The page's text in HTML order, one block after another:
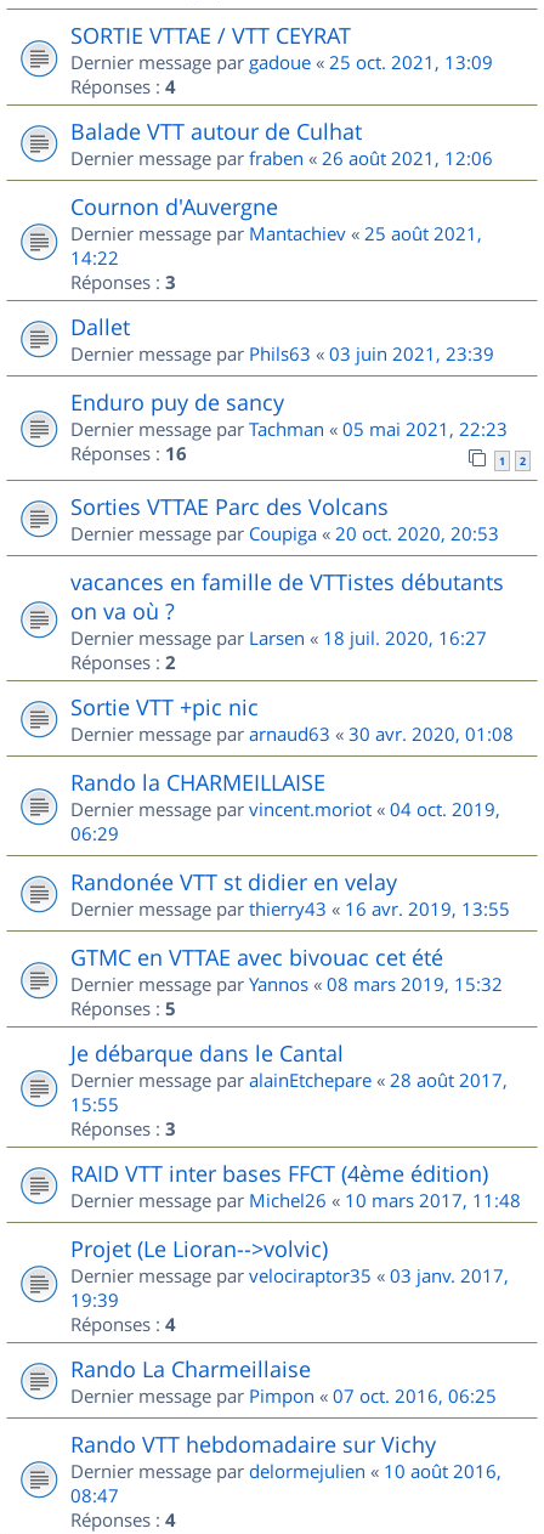
SORTIE VTTAE / VTT CEYRAT
Dernier message par gadoue « 25 oct. 2021, 13:09
Réponses : 4
Balade VTT autour de Culhat
Dernier message par fraben « 26 août 2021, 12:06
Cournon d'Auvergne
Dernier message par Mantachiev « 25 août 2021,
14:22
Réponses : 3
Dallet
Dernier message par Phils63 « 03 juin 2021, 23:39
Enduro puy de sancy
Dernier message par Tachman « 05 mai 2021, 22:23
Réponses : 16 1 2
Sorties VTTAE Parc des Volcans
Dernier message par Coupiga « 20 oct. 2020, 20:53
vacances en famille de VTTistes débutants
on va où ?
Dernier message par Larsen « 18 juil. 2020, 16:27
Réponses : 2
Sortie VTT +pic nic
Dernier message par arnaud63 « 30 avr. 2020, 01:08
Rando la CHARMEILLAISE
Dernier message par vincent.moriot « 04 oct. 2019,
06:29
Randonée VTT st didier en velay
Dernier message par thierry43 « 16 avr. 2019, 13:55
GTMC en VTTAE avec bivouac cet été
Dernier message par Yannos « 08 mars 2019, 15:32
Réponses : 5
Je débarque dans le Cantal
Dernier message par alainEtchepare « 28 août 2017,
15:55
Réponses : 3
RAID VTT inter bases FFCT (4ème édition)
Dernier message par Michel26 « 10 mars 2017, 11:48
Projet (Le Lioran-->volvic)
Dernier message par velociraptor35 « 03 janv. 2017,
19:39
Réponses : 4
Rando La Charmeillaise
Dernier message par Pimpon « 07 oct. 2016, 06:25
Rando VTT hebdomadaire sur Vichy
Dernier message par delormejulien « 10 août 2016,
08:47
Réponses : 4